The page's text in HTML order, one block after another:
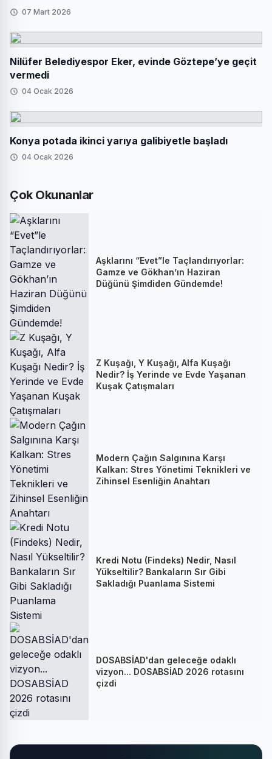
07 Mart 2026
Nilüfer Belediyespor Eker, evinde Göztepe’ye geçit
vermedi
04 Ocak 2026
Konya potada ikinci yarıya galibiyetle başladı
04 Ocak 2026
Çok Okunanlar
Aşklarını “Evet”le Taçlandırıyorlar:
Gamze ve Gökhan’ın Haziran
Düğünü Şimdiden Gündemde!
Z Kuşağı, Y Kuşağı, Alfa Kuşağı
Nedir? İş Yerinde ve Evde Yaşanan
Kuşak Çatışmaları
Modern Çağın Salgınına Karşı
Kalkan: Stres Yönetimi Teknikleri ve
Zihinsel Esenliğin Anahtarı
Kredi Notu (Findeks) Nedir, Nasıl
Yükseltilir? Bankaların Sır Gibi
Sakladığı Puanlama Sistemi
DOSABSİAD'dan geleceğe odaklı
vizyon... DOSABSİAD 2026 rotasını
çizdi